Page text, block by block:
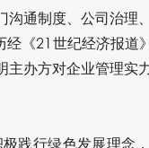
通制度、公司治理
《21世纪经济报道
办方对企业管理实
践行绿色发展理念